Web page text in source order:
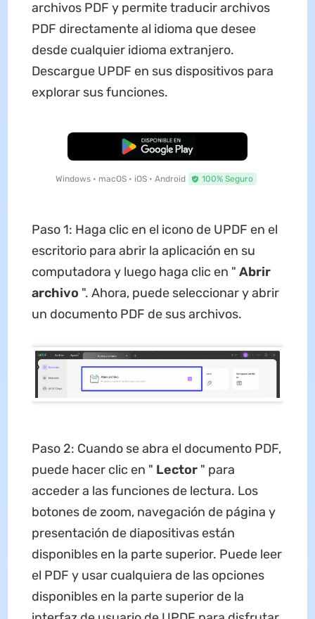
archivos PDF y permite traducir archivos
PDF directamente al idioma que desee
desde cualquier idioma extranjero.
Descargue UPDF en sus dispositivos para
explorar sus funciones.
Descarga Gratuita
Windows • macOS • iOS • Android 100% Seguro
Paso 1: Haga clic en el icono de UPDF en el
escritorio para abrir la aplicación en su
computadora y luego haga clic en " Abrir
archivo ". Ahora, puede seleccionar y abrir
un documento PDF de sus archivos.
Paso 2: Cuando se abra el documento PDF,
puede hacer clic en " Lector" para
acceder a las funciones de lectura. Los
botones de zoom, navegación de página y
presentación de diapositivas están
disponibles en la parte superior. Puede leer
el PDF y usar cualquiera de las opciones
disponibles en la parte superior de la